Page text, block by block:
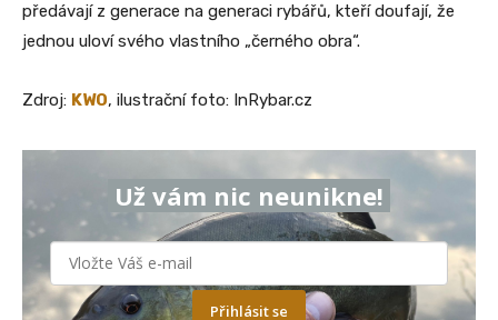
předávají z generace na generaci rybářů, kteří doufají, že
jednou uloví svého vlastního „černého obra“.
Zdroj: KWO, ilustrační foto: InRybar.cz
Už vám nic neunikne!
Přihlásit se